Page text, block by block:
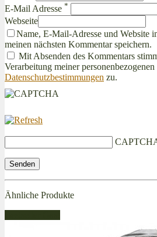
E-Mail Adresse *
Webseite
Name, E-Mail-Adresse und Website
meinen nächsten Kommentar speichern.
Mit Absenden des Kommentars
Verarbeitung meiner
Datenschutzbestimmungen zu.
Ähnliche Produkte